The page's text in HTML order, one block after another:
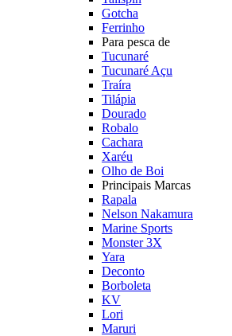
Gotcha
Ferrinho
Para pesca de
Tucunaré
Tucunaré Açu
Traíra
Tilápia
Dourado
Robalo
Cachara
Xaréu
Olho de Boi
Principais Marcas
Rapala
Nelson Nakamura
Marine Sports
Monster 3X
Yara
Deconto
Borboleta
KV
Lori
Maruri